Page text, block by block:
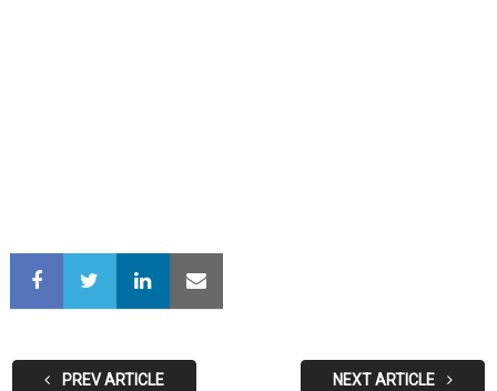
PREV ARTICLE NEXT ARTICLE